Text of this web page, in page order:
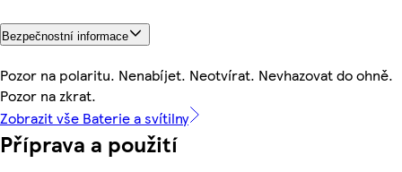
Bezpečnostní informace
Pozor na polaritu. Nenabíjet. Neotvírat. Nevhazovat do ohně.
Pozor na zkrat.
Zobrazit vše Baterie a svítilny
Příprava a použití